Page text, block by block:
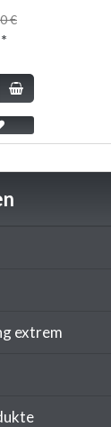
€
*
extrem